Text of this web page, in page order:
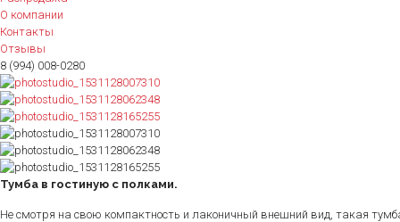
О компании
Контакты
Отзывы
8 (994) 008-0280
Тумба в гостиную с полками.
Не смотря на свою компактность и лаконичный внешний вид, такая